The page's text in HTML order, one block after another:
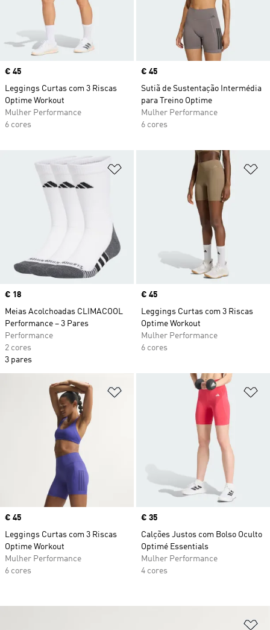
Price
€ 45
Leggings Curtas com 3 Riscas
Optime Workout
Mulher Performance
6 cores
Price
€ 45
Sutiã de Sustentação Intermédia
para Treino Optime
Mulher Performance
6 cores
Adicionar à Lista de Desejos
Price
€ 18
Meias Acolchoadas CLIMACOOL
Performance – 3 Pares
Performance
2 cores
3 pares
Price
€ 45
Leggings Curtas com 3 Riscas
Optime Workout
Mulher Performance
6 cores
Adicionar à Lista de Desejos
Price
€ 45
Leggings Curtas com 3 Riscas
Optime Workout
Mulher Performance
6 cores
Price
€ 35
Calções Justos com Bolso Oculto
Optimé Essentials
Mulher Performance
4 cores